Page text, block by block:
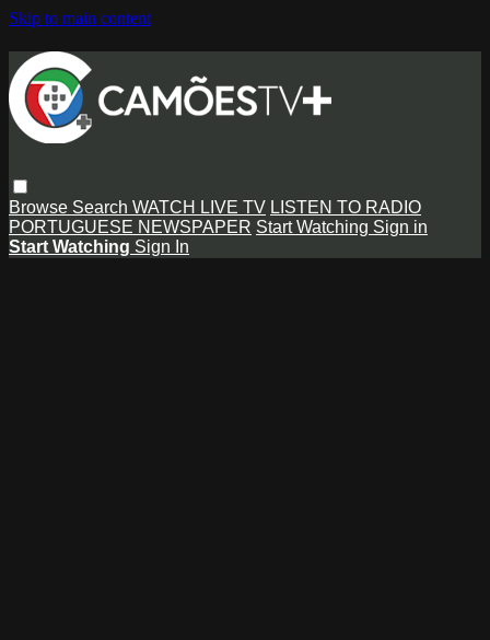
Skip to main content
Browse Search WATCH LIVE TV LISTEN TO RADIO
PORTUGUESE NEWSPAPER Start Watching Sign in
Start Watching Sign In